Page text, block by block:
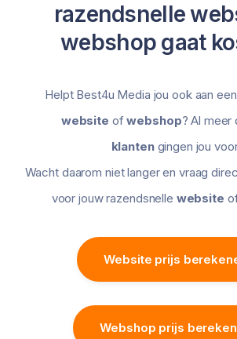
razendsnelle
webshop gaat
Helpt Best4u Media jou ook aan
website ofwebshop? Al meer
klantengingen jou
Wacht daarom niet langer en vraag
voor jouw razendsnelle website
Website prijs
Webshop prijs